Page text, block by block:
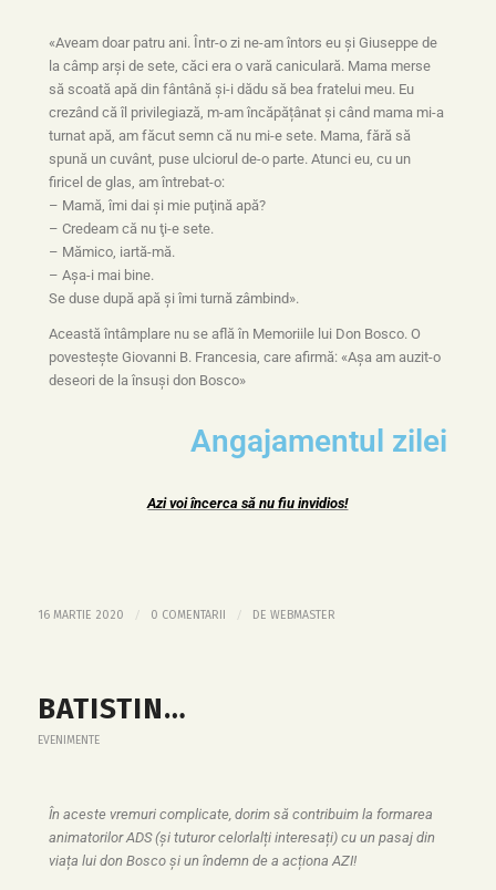
«Aveam doar patru ani. Într-o zi ne-am întors eu şi Giuseppe de
la câmp arşi de sete, căci era o vară caniculară. Mama merse
să scoată apă din fântână şi-i dădu să bea fratelui meu. Eu
crezând că îl privilegiază, m-am încăpățânat şi când mama mi-a
turnat apă, am făcut semn că nu mi-e sete. Mama, fără să
spună un cuvânt, puse ulciorul de-o parte. Atunci eu, cu un
firicel de glas, am întrebat-o:
– Mamă, îmi dai şi mie puţină apă?
– Credeam că nu ţi-e sete.
– Mămico, iartă-mă.
– Aşa-i mai bine.
Se duse după apă şi îmi turnă zâmbind».
Această întâmplare nu se află în Memoriile lui Don Bosco. O
povesteşte Giovanni B. Francesia, care afirmă: «Aşa am auzit-o
deseori de la însuşi don Bosco»
Angajamentul zilei
Azi voi încerca să nu fiu invidios!
16 MARTIE 2020 / 0 COMENTARII / DE WEBMASTER
BATISTIN…
EVENIMENTE
În aceste vremuri complicate, dorim să contribuim la formarea
animatorilor ADS (și tuturor celorlalți interesați) cu un pasaj din
viața lui don Bosco și un îndemn de a acționa AZI!